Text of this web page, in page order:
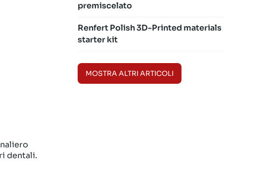
dentali.
premiscelato
Renfert Polish 3D-Printed materials
starter kit
MOSTRA ALTRI ARTICOLI